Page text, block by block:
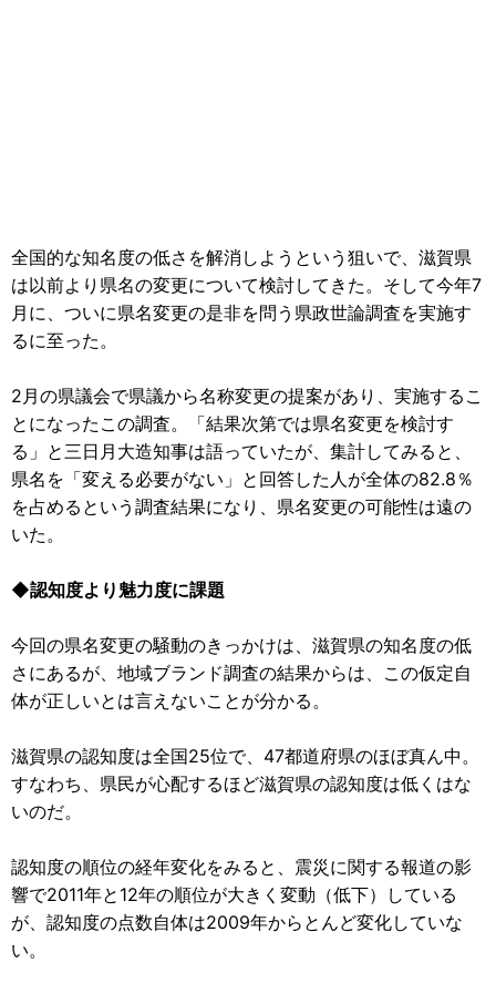
全国的な知名度の低さを解消しようという狙いで、滋賀県
は以前より県名の変更について検討してきた。そして今年7
月に、ついに県名変更の是非を問う県政世論調査を実施す
るに至った。
2月の県議会で県議から名称変更の提案があり、実施するこ
とになったこの調査。「結果次第では県名変更を検討す
る」と三日月大造知事は語っていたが、集計してみると、
県名を「変える必要がない」と回答した人が全体の82.8％
を占めるという調査結果になり、県名変更の可能性は遠の
いた。
◆認知度より魅力度に課題
今回の県名変更の騒動のきっかけは、滋賀県の知名度の低
さにあるが、地域ブランド調査の結果からは、この仮定自
体が正しいとは言えないことが分かる。
滋賀県の認知度は全国25位で、47都道府県のほぼ真ん中。
すなわち、県民が心配するほど滋賀県の認知度は低くはな
いのだ。
認知度の順位の経年変化をみると、震災に関する報道の影
響で2011年と12年の順位が大きく変動（低下）している
が、認知度の点数自体は2009年からとんど変化していな
い。